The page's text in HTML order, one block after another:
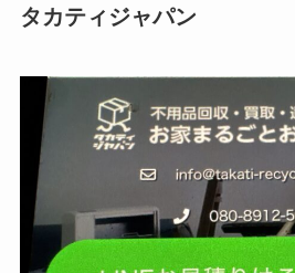
タカティジャパン